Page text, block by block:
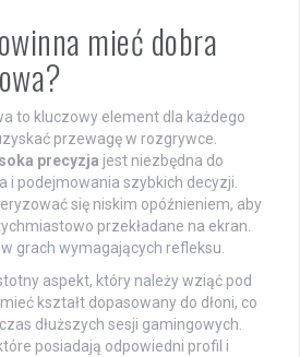
mieć dobra
to kluczowy element dla każdego
przewagę w rozgrywce.
precyzja jest niezbędna do
i podejmowania szybkich decyzji.
się niskim opóźnieniem, aby
przekładane na ekran.
grach wymagających refleksu.
aspekt, który należy wziąć pod
kształt dopasowany do dłoni, co
dłuższych sesji gamingowych.
posiadają odpowiedni profil i